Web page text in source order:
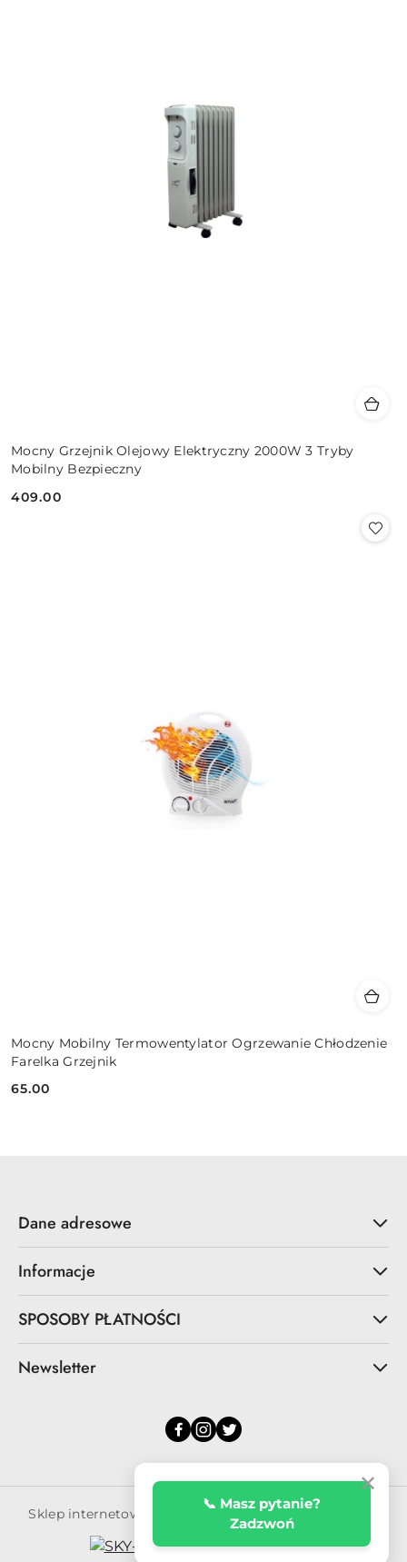
✕
📞 Masz pytanie?
Zadzwoń
Mocny Grzejnik Olejowy Elektryczny 2000W 3 Tryby
Mobilny Bezpieczny
Cena:
409.00
Mocny Mobilny Termowentylator Ogrzewanie Chłodzenie
Farelka Grzejnik
Cena:
65.00
Dane adresowe
Informacje
SPOSOBY PŁATNOŚCI
Newsletter
Sklep internetowy na oprogramowaniu Sky-Shop.pl